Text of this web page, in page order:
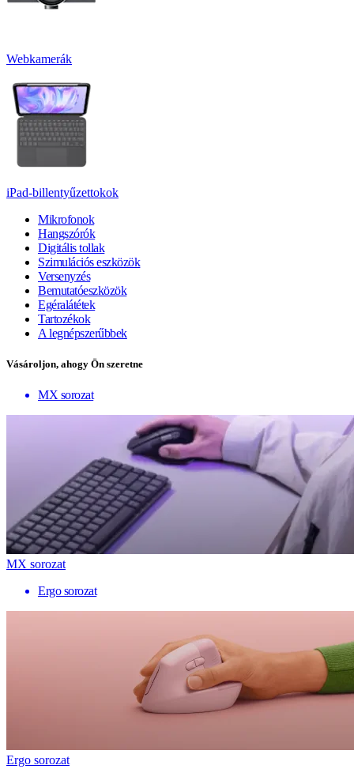
Webkamerák
iPad-billentyűzettokok
Mikrofonok
Hangszórók
Digitális tollak
Szimulációs eszközök
Versenyzés
Bemutatóeszközök
Egéralátétek
Tartozékok
A legnépszerűbbek
Vásároljon, ahogy Ön szeretne
MX sorozat
MX sorozat
Ergo sorozat
Ergo sorozat